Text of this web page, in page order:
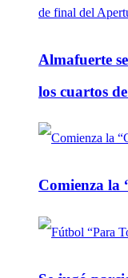
Almafuerte
los cuartos
Comienza la